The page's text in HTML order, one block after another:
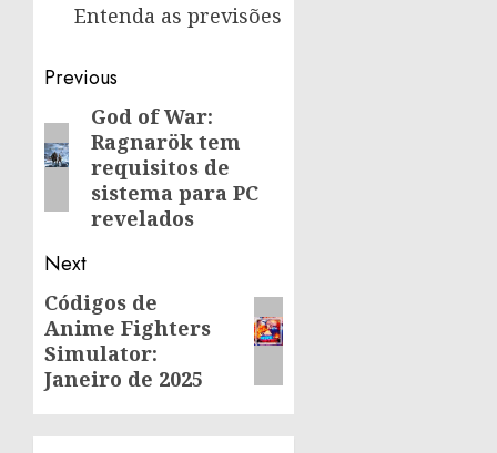
Entenda as previsões
Post
navigation
Previous
Previous
post:
God of War:
Ragnarök tem
requisitos de
sistema para PC
revelados
Next
Next
post:
Códigos de
Anime Fighters
Simulator:
Janeiro de 2025